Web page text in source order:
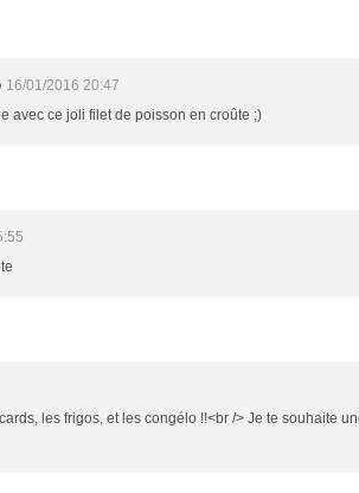
16/01/2016 20:47
avec ce joli filet de poisson en croûte ;)
les frigos, et les congélo !!<br /> Je te souhaite